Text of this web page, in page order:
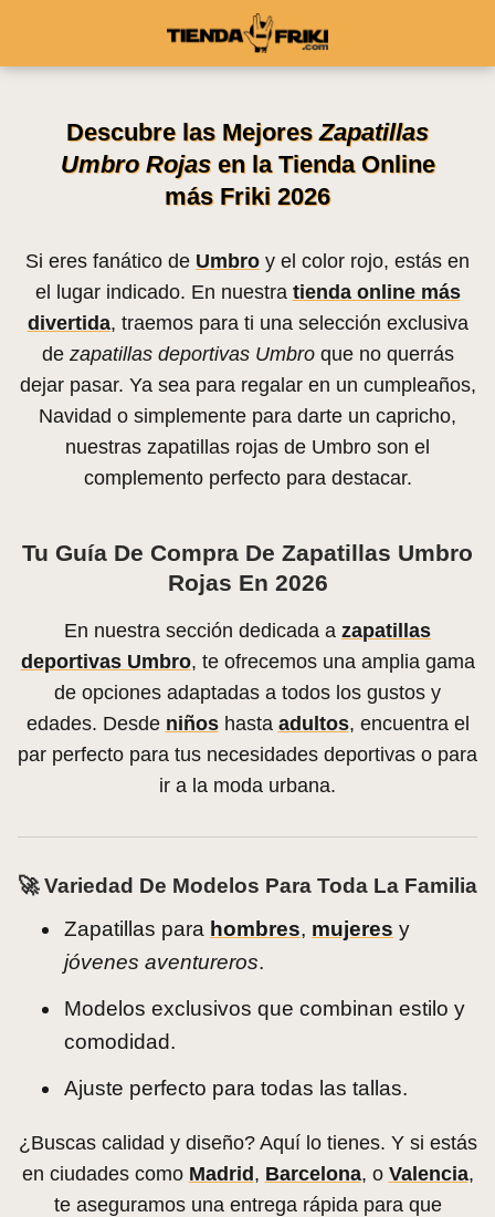
Descubre las MejoresZapatillas
Umbro Rojasen la Tienda Online
más Friki 2026
Si eres fanático de Umbro y el color rojo, estás en
el lugar indicado. En nuestra tienda online más
divertida, traemos para ti una selección exclusiva
de zapatillas deportivas Umbroque no querrás
dejar pasar. Ya sea para regalar en un cumpleaños,
Navidad o simplemente para darte un capricho,
nuestras zapatillas rojas de Umbro son el
complemento perfecto para destacar.
Tu Guía De Compra De Zapatillas Umbro
Rojas En 2026
En nuestra sección dedicada a zapatillas
deportivas Umbro, te ofrecemos una amplia gama
de opciones adaptadas a todos los gustos y
edades. Desde niñoshasta adultos, encuentra el
par perfecto para tus necesidades deportivas o para
ir a la moda urbana.
🚀 Variedad De Modelos Para Toda La Familia
Zapatillas para hombres, mujeres y
jóvenes aventureros.
Modelos exclusivos que combinan estilo y
comodidad.
Ajuste perfecto para todas las tallas.
¿Buscas calidad y diseño? Aquí lo tienes. Y si estás
en ciudades como Madrid , Barcelona, o Valencia,
te aseguramos una entrega rápida para que